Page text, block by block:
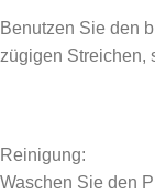
Benutzen Sie den
zügigen Streichen,
Reinigung:
Waschen Sie den